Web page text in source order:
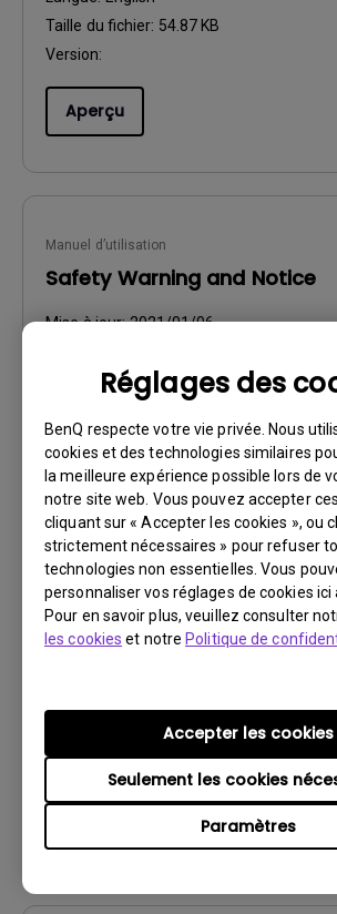
Réglages des
BenQ respecte votre vie privée. Nous
cookies et des technologies similaires
la meilleure expérience possible lors de
notre site web. Vous pouvez accepter
cliquant sur « Accepter les cookies », ou
strictement nécessaires » pour refuser
technologies non essentielles. Vous
personnaliser vos réglages de cookies ici
Pour en savoir plus, veuillez consulter
les cookies et notre Politique de
Paramètres
Seulement les cookies
Accepter les cookies
Taille du fichier: 54.87 KB
Version:
Aperçu
Manuel d’utilisation
Safety Warning and Notice
Mise à jour:2021/01/06
Taille du fichier: 89.77 KB
Aperçu
Manuel d’utilisation
Manuel d'utilisation
Langue:European French
1.59 MB
Version: